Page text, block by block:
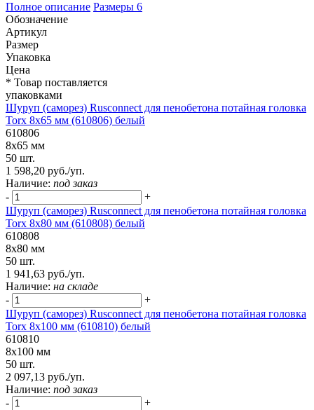
Полное описание Размеры 6
Обозначение
Артикул
Размер
Упаковка
Цена
* Товар поставляется
упаковками
Шуруп (саморез) Rusconnect для пенобетона потайная головка
Torx 8х65 мм (610806) белый
610806
8х65 мм
50 шт.
1 598,20 руб./уп.
Наличие: под заказ
-
+
Шуруп (саморез) Rusconnect для пенобетона потайная головка
Torx 8х80 мм (610808) белый
610808
8х80 мм
50 шт.
1 941,63 руб./уп.
Наличие: на складе
-
+
Шуруп (саморез) Rusconnect для пенобетона потайная головка
Torx 8х100 мм (610810) белый
610810
8х100 мм
50 шт.
2 097,13 руб./уп.
Наличие: под заказ
-
+